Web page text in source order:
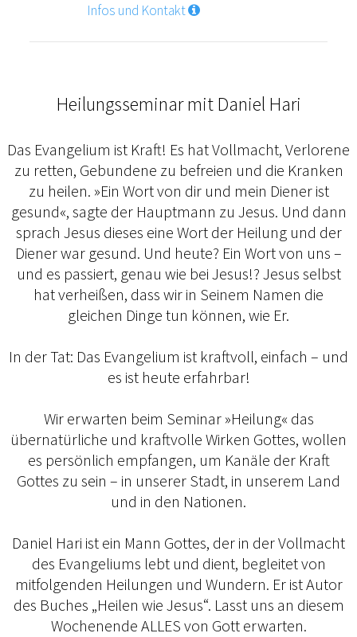
Infos und Kontakt
Heilungsseminar mit Daniel Hari
Das Evangelium ist Kraft! Es hat Vollmacht, Verlorene
zu retten, Gebundene zu befreien und die Kranken
zu heilen. »Ein Wort von dir und mein Diener ist
gesund«, sagte der Hauptmann zu Jesus. Und dann
sprach Jesus dieses eine Wort der Heilung und der
Diener war gesund. Und heute? Ein Wort von uns –
und es passiert, genau wie bei Jesus!? Jesus selbst
hat verheißen, dass wir in Seinem Namen die
gleichen Dinge tun können, wie Er.
In der Tat: Das Evangelium ist kraftvoll, einfach – und
es ist heute erfahrbar!
Wir erwarten beim Seminar »Heilung« das
übernatürliche und kraftvolle Wirken Gottes, wollen
es persönlich empfangen, um Kanäle der Kraft
Gottes zu sein – in unserer Stadt, in unserem Land
und in den Nationen.
Daniel Hari ist ein Mann Gottes, der in der Vollmacht
des Evangeliums lebt und dient, begleitet von
mitfolgenden Heilungen und Wundern. Er ist Autor
des Buches „Heilen wie Jesus“. Lasst uns an diesem
Wochenende ALLES von Gott erwarten.